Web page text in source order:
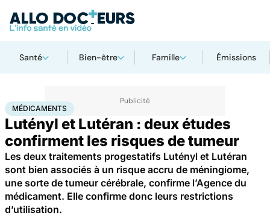
Santé Bien-être Famille Émissions
AccueilSantéMédicaments Médicaments
MÉDICAMENTS
Lutényl et Lutéran : deux études
confirment les risques de tumeur
Les deux traitements progestatifs Lutényl et Lutéran
sont bien associés à un risque accru de méningiome,
une sorte de tumeur cérébrale, confirme l’Agence du
médicament. Elle confirme donc leurs restrictions
d’utilisation.